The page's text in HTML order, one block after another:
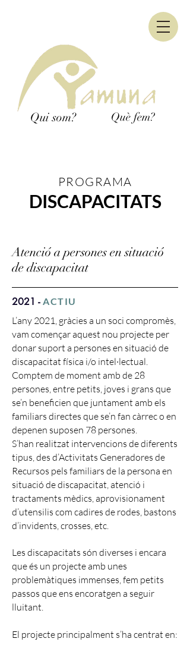
Qui som? Què fem?
Atenció a persones en situació
de discapacitat
2021 - ACTIU
L’any 2021, gràcies a un soci compromès,
vam començar aquest nou projecte per
donar suport a persones en situació de
discapacitat física i/o intel·lectual.
Comptem de moment amb de 28
persones, entre petits, joves i grans que
se’n beneficien que juntament amb els
familiars directes que se’n fan càrrec o en
depenen suposen 78 persones.
S’han realitzat intervencions de diferents
tipus, des d’Activitats Generadores de
Recursos pels familiars de la persona en
situació de discapacitat, atenció i
tractaments mèdics, aprovisionament
d’utensilis com cadires de rodes, bastons
d’invidents, crosses, etc.
Les discapacitats són diverses i encara
que és un projecte amb unes
problemàtiques immenses, fem petits
passos que ens encoratgen a seguir
lluitant.
El projecte principalment s’ha centrat en:
PROGRAMA
DISCAPACITATS